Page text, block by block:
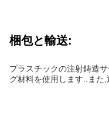
梱包と輸送:
プラスチックの注射鋳造
グ材料を使用します..また